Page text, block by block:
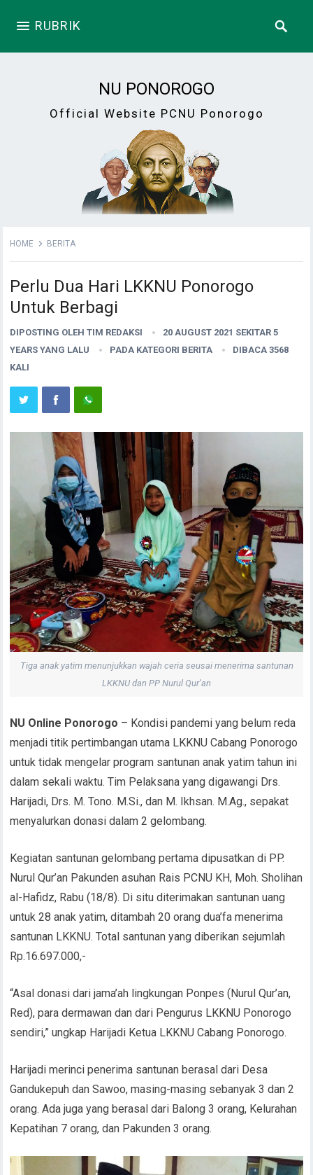
RUBRIK
NU PONOROGO
Official Website PCNU Ponorogo
HOME BERITA
Perlu Dua Hari LKKNU Ponorogo
Untuk Berbagi
DIPOSTING OLEHTIM REDAKSI
20 AUGUST 2021 SEKITAR 5
YEARS YANG LALU
PADA KATEGORI BERITA
DIBACA 3568
KALI
Tiga anak yatim menunjukkan wajah ceria seusai menerima santunan
LKKNU dan PP Nurul Qur’an
NU Online Ponorogo – Kondisi pandemi yang belum reda
menjadi titik pertimbangan utama LKKNU Cabang Ponorogo
untuk tidak mengelar program santunan anak yatim tahun ini
dalam sekali waktu. Tim Pelaksana yang digawangi Drs.
Harijadi, Drs. M. Tono. M.Si., dan M. Ikhsan. M.Ag., sepakat
menyalurkan donasi dalam 2 gelombang.
Kegiatan santunan gelombang pertama dipusatkan di PP.
Nurul Qur’an Pakunden asuhan Rais PCNU KH, Moh. Sholihan
al-Hafidz, Rabu (18/8). Di situ diterimakan santunan uang
untuk 28 anak yatim, ditambah 20 orang dua’fa menerima
santunan LKKNU. Total santunan yang diberikan sejumlah
Rp.16.697.000,-
“Asal donasi dari jama’ah lingkungan Ponpes (Nurul Qur’an,
Red), para dermawan dan dari Pengurus LKKNU Ponorogo
sendiri,” ungkap Harijadi Ketua LKKNU Cabang Ponorogo.
Harijadi merinci penerima santunan berasal dari Desa
Gandukepuh dan Sawoo, masing-masing sebanyak 3 dan 2
orang. Ada juga yang berasal dari Balong 3 orang, Kelurahan
Kepatihan 7 orang, dan Pakunden 3 orang.